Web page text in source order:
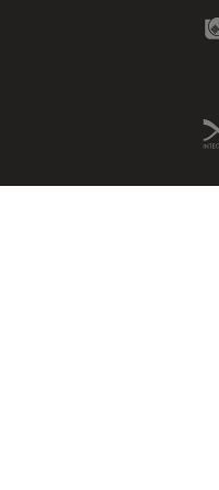
tiempos
Fluoróforo
FRAP